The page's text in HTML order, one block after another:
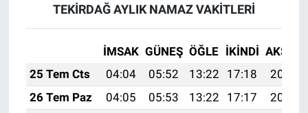
TEKİRDAĞ AYLIK NAMAZ VAKITLERI
İMSAK GÜNEŞ ÖĞLE İKINDI AKŞAM
25 Tem Cts
04:04 05:52 13:22 17:18
20:41
26 Tem Paz
04:05 05:53 13:22 17:17
20:40